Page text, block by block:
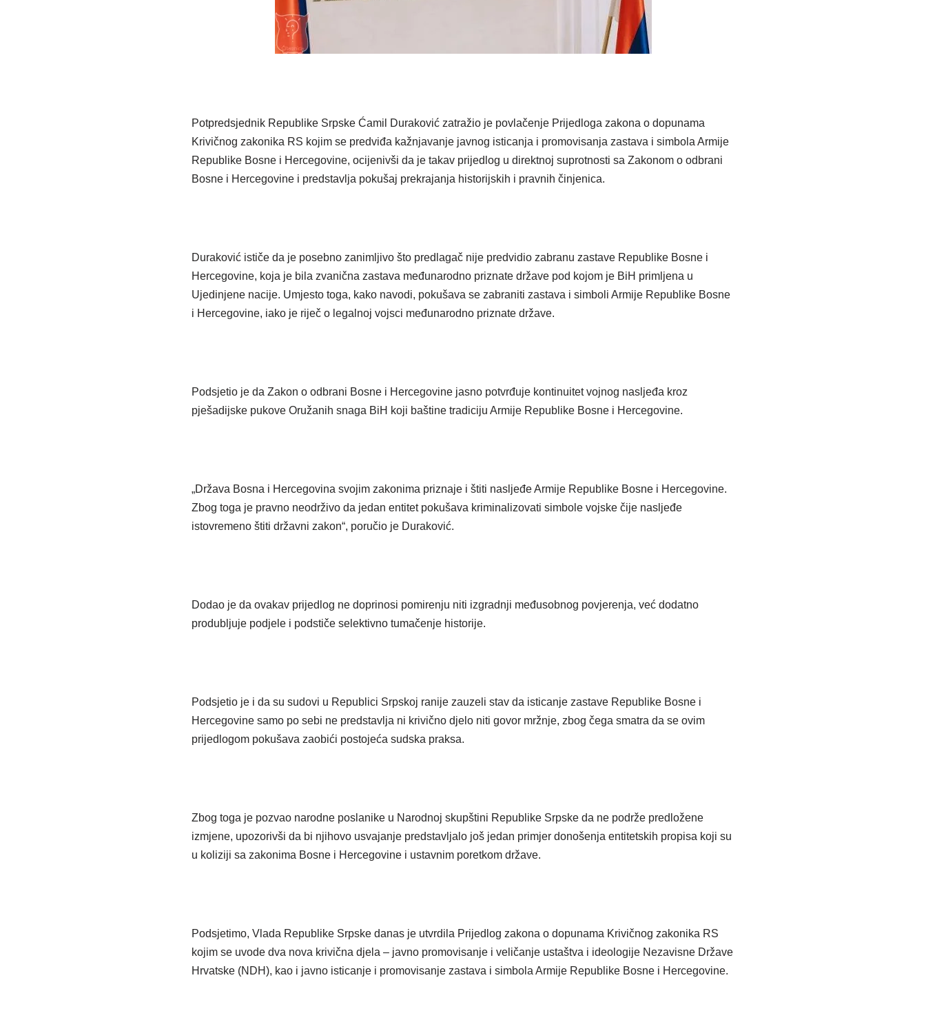
Potpredsjednik Republike Srpske Ćamil Duraković zatražio je povlačenje Prijedloga zakona o dopunama
Krivičnog zakonika RS kojim se predviđa kažnjavanje javnog isticanja i promovisanja zastava i simbola Armije
Republike Bosne i Hercegovine, ocijenivši da je takav prijedlog u direktnoj suprotnosti sa Zakonom o odbrani
Bosne i Hercegovine i predstavlja pokušaj prekrajanja historijskih i pravnih činjenica.
Duraković ističe da je posebno zanimljivo što predlagač nije predvidio zabranu zastave Republike Bosne i
Hercegovine, koja je bila zvanična zastava međunarodno priznate države pod kojom je BiH primljena u
Ujedinjene nacije. Umjesto toga, kako navodi, pokušava se zabraniti zastava i simboli Armije Republike Bosne
i Hercegovine, iako je riječ o legalnoj vojsci međunarodno priznate države.
Podsjetio je da Zakon o odbrani Bosne i Hercegovine jasno potvrđuje kontinuitet vojnog nasljeđa kroz
pješadijske pukove Oružanih snaga BiH koji baštine tradiciju Armije Republike Bosne i Hercegovine.
„Država Bosna i Hercegovina svojim zakonima priznaje i štiti nasljeđe Armije Republike Bosne i Hercegovine.
Zbog toga je pravno neodrživo da jedan entitet pokušava kriminalizovati simbole vojske čije nasljeđe
istovremeno štiti državni zakon“, poručio je Duraković.
Dodao je da ovakav prijedlog ne doprinosi pomirenju niti izgradnji međusobnog povjerenja, već dodatno
produbljuje podjele i podstiče selektivno tumačenje historije.
Podsjetio je i da su sudovi u Republici Srpskoj ranije zauzeli stav da isticanje zastave Republike Bosne i
Hercegovine samo po sebi ne predstavlja ni krivično djelo niti govor mržnje, zbog čega smatra da se ovim
prijedlogom pokušava zaobići postojeća sudska praksa.
Zbog toga je pozvao narodne poslanike u Narodnoj skupštini Republike Srpske da ne podrže predložene
izmjene, upozorivši da bi njihovo usvajanje predstavljalo još jedan primjer donošenja entitetskih propisa koji su
u koliziji sa zakonima Bosne i Hercegovine i ustavnim poretkom države.
Podsjetimo, Vlada Republike Srpske danas je utvrdila Prijedlog zakona o dopunama Krivičnog zakonika RS
kojim se uvode dva nova krivična djela – javno promovisanje i veličanje ustaštva i ideologije Nezavisne Države
Hrvatske (NDH), kao i javno isticanje i promovisanje zastava i simbola Armije Republike Bosne i Hercegovine.